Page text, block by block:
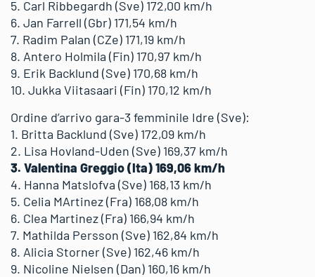
5. Carl Ribbegardh (Sve) 172,00 km/h
6. Jan Farrell (Gbr) 171,54 km/h
7. Radim Palan (CZe) 171,19 km/h
8. Antero Holmila (Fin) 170,97 km/h
9. Erik Backlund (Sve) 170,68 km/h
10. Jukka Viitasaari (Fin) 170,12 km/h
Ordine d’arrivo gara-3 femminile Idre (Sve):
1. Britta Backlund (Sve) 172,09 km/h
2. Lisa Hovland-Uden (Sve) 169,37 km/h
3. Valentina Greggio (Ita) 169,06 km/h
4. Hanna Matslofva (Sve) 168,13 km/h
5. Celia MArtinez (Fra) 168,08 km/h
6. Clea Martinez (Fra) 166,94 km/h
7. Mathilda Persson (Sve) 162,84 km/h
8. Alicia Storner (Sve) 162,46 km/h
9. Nicoline Nielsen (Dan) 160,16 km/h